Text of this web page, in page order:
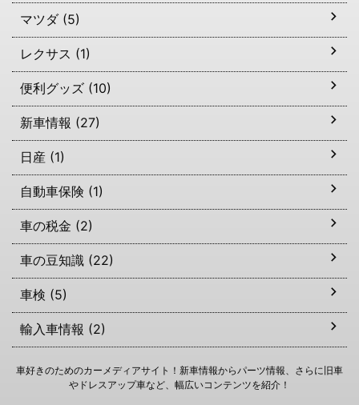
マツダ (5)
レクサス (1)
便利グッズ (10)
新車情報 (27)
日産 (1)
自動車保険 (1)
車の税金 (2)
車の豆知識 (22)
車検 (5)
輸入車情報 (2)
車好きのためのカーメディアサイト！新車情報からパーツ情報、さらに旧車
やドレスアップ車など、幅広いコンテンツを紹介！